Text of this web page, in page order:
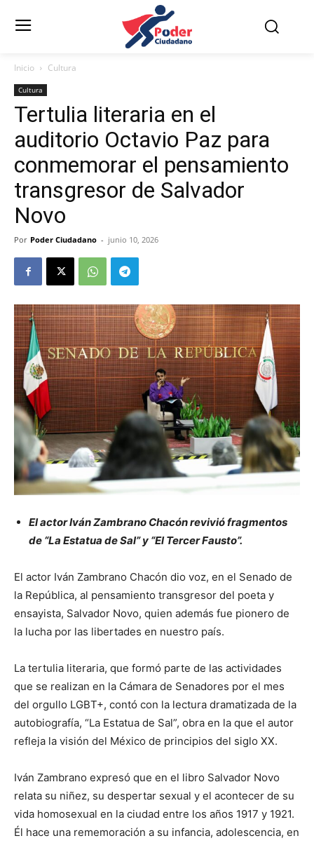
Inicio Cultura
Cultura
Tertulia literaria en el
auditorio Octavio Paz para
conmemorar el pensamiento
transgresor de Salvador
Novo
Por Poder Ciudadano - junio 10, 2026
Elactor Iván Zambrano Chacón revivió fragmentos
de “La Estatua de Sal” y “El Tercer Fausto”.
El actor Iván Zambrano Chacón dio voz, en el Senado de
la República, al pensamiento transgresor del poeta y
ensayista, Salvador Novo, quien además fue pionero de
la lucha por las libertades en nuestro país.
La tertulia literaria, que formó parte de las actividades
que se realizan en la Cámara de Senadores por el mes
del orgullo LGBT+, contó con la lectura dramatizada de la
autobiografía, “La Estatua de Sal”, obra en la que el autor
refleja la visión del México de principios del siglo XX.
Iván Zambrano expresó que en el libro Salvador Novo
relata su niñez, su despertar sexual y el acontecer de su
vida homosexual en la ciudad entre los años 1917 y 1921.
Él hace una rememoración a su infancia, adolescencia, en